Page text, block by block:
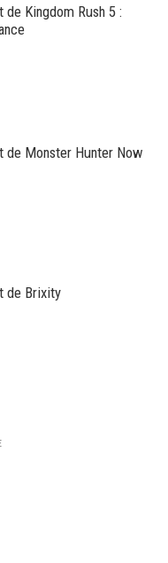
de Kingdom Rush 5 :
de Monster Hunter Now
de Brixity